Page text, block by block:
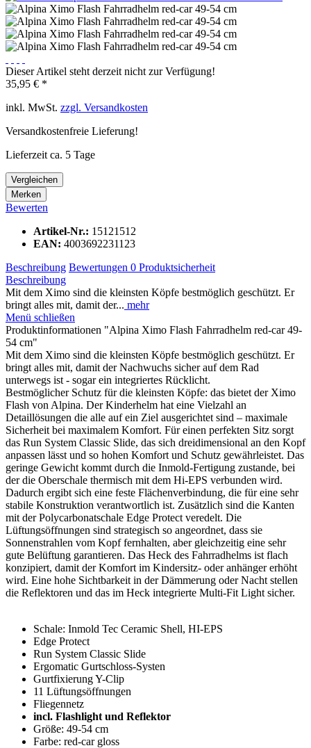
Dieser Artikel steht derzeit nicht zur Verfügung!
35,95 € *
inkl. MwSt. zzgl. Versandkosten
Versandkostenfreie Lieferung!
Lieferzeit ca. 5 Tage
Vergleichen
Merken
Bewerten
Artikel-Nr.: 15121512
EAN: 4003692231123
Beschreibung Bewertungen 0 Produktsicherheit
Beschreibung
Mit dem Ximo sind die kleinsten Köpfe bestmöglich geschützt. Er
bringt alles mit, damit der... mehr
Menü schließen
Produktinformationen "Alpina Ximo Flash Fahrradhelm red-car 49-
54 cm"
Mit dem Ximo sind die kleinsten Köpfe bestmöglich geschützt. Er
bringt alles mit, damit der Nachwuchs sicher auf dem Rad
unterwegs ist - sogar ein integriertes Rücklicht.
Bestmöglicher Schutz für die kleinsten Köpfe: das bietet der Ximo
Flash von Alpina. Der Kinderhelm hat eine Vielzahl an
Detaillösungen die alle auf ein Ziel ausgerichtet sind – maximale
Sicherheit bei maximalem Komfort. Für einen perfekten Sitz sorgt
das Run System Classic Slide, das sich dreidimensional an den Kopf
anpassen lässt und so hohen Komfort und Schutz gewährleistet. Das
geringe Gewicht kommt durch die Inmold-Fertigung zustande, bei
der die Oberschale thermisch mit dem Hi-EPS verbunden wird.
Dadurch ergibt sich eine feste Flächenverbindung, die für eine sehr
stabile Konstruktion verantwortlich ist. Zusätzlich sind die Kanten
mit der Polycarbonatschale Edge Protect veredelt. Die
Lüftungsöffnungen sind strategisch so angeordnet, dass sie
Sonnenstrahlen vom Kopf fernhalten, aber gleichzeitig eine sehr
gute Belüftung garantieren. Das Heck des Fahrradhelms ist flach
konzipiert, damit der Komfort im Kindersitz- oder anhänger erhöht
wird. Eine hohe Sichtbarkeit in der Dämmerung oder Nacht stellen
die Reflektoren und das im Heck integrierte Multi-Fit Light sicher.
Schale: Inmold Tec Ceramic Shell, HI-EPS
Edge Protect
Run System Classic Slide
Ergomatic Gurtschloss-Systen
Gurtfixierung Y-Clip
11 Lüftungsöffnungen
Fliegennetz
incl. Flashlight und Reflektor
Größe: 49-54 cm
Farbe: red-car gloss